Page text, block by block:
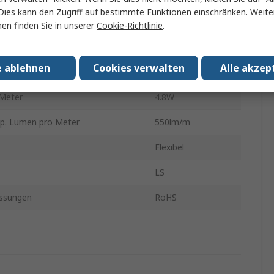
pro Meter 60
IP65
4.8W
Lumen pro Meter 550lm/m
Flexibel
LS
RoHS
kann den Zugriff auf bestimmte Funktionen einschränken.
finden Sie in unsererCookie-Richtlinie.
Alle
Cookies verwalten
ablehnen